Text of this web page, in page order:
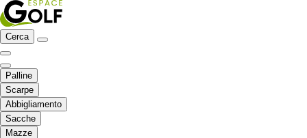
Cerca
Palline
Scarpe
Abbigliamento
Sacche
Mazze